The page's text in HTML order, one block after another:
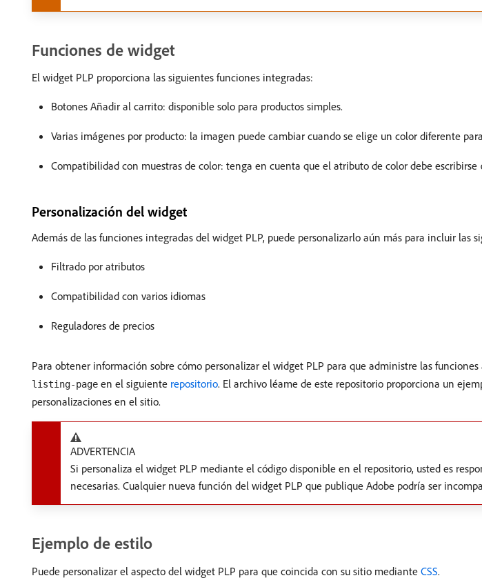
Funciones de widget
El widget PLP proporciona las siguientes funciones integradas:
Botones Añadir al carrito: disponible solo para productos simples.
Varias imágenes por producto: la imagen puede cambiar cuando se elige un color diferente
Compatibilidad con muestras de color: tenga en cuenta que el atributo de color debe escribirse
Personalización del widget
Además de las funciones integradas del widget PLP, puede personalizarlo aún más para incluir las
Filtrado por atributos
Compatibilidad con varios idiomas
Reguladores de precios
Para obtener información sobre cómo personalizar el widget PLP para que administre las
listing-page en el siguiente repositorio. El archivo léame de este repositorio proporciona un
personalizaciones en el sitio.
ADVERTENCIA
Si personaliza el widget PLP mediante el código disponible en el repositorio, usted es
necesarias. Cualquier nueva función del widget PLP que publique Adobe podría ser
Ejemplo de estilo
Puede personalizar el aspecto del widget PLP para que coincida con su sitio mediante CSS.